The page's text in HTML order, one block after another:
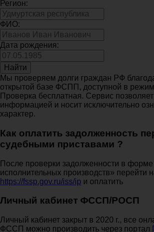
Регион:
ФИО:
Дата рождения:
Найти
Мы проверяем долги граждан РФ
открытой базе ФСПП, доступной в
Проверка бесплатная. Сервис
информацией и носит исключительно
характер.
Как оплатить задолженность
судебными приставами ?
После проверки задолженности в
исполнительных производств» перейти
https://fssp.gov.ru/iss/ip и оплатить
Личный кабинет ФССП/РОСП
Личный кабинет закрыт в 2020 г., все
ФССП можно производить через портал